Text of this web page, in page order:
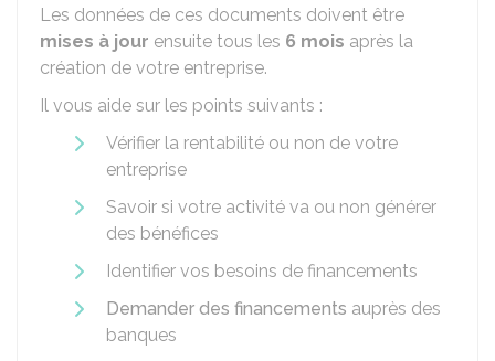
Les données de ces documents doivent être
mises à jour ensuite tous les 6 mois après la
création de votre entreprise.
Il vous aide sur les points suivants :
Vérifier la rentabilité ou non de votre
entreprise
Savoir si votre activité va ou non générer
des bénéfices
Identifier vos besoins de financements
Demander des financements auprès des
banques